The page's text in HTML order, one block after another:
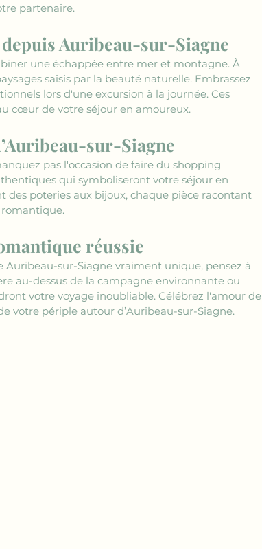
partenaire.
Auribeau-sur-Siagne
une échappée entre mer et montagne. À
saisis par la beauté naturelle. Embrassez
lors d'une excursion à la journée. Ces
cœur de votre séjour en amoureux.
sur-Siagne
pas l'occasion de faire du shopping
qui symboliseront votre séjour en
des poteries aux bijoux, chaque pièce racontant
réussie
sur-Siagne vraiment unique, pensez à
au-dessus de la campagne environnante ou
votre voyage inoubliable. Célébrez l'amour de
votre périple autour d’Auribeau-sur-Siagne.